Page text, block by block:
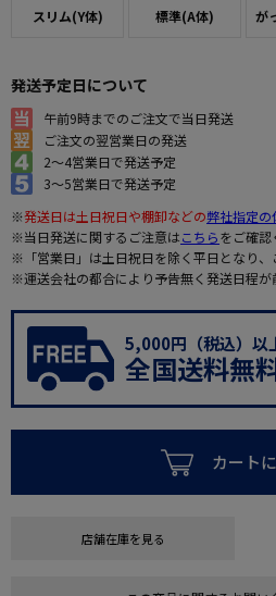
スリム(Y体) 標準(A体) が
発送予定日について
午前9時までのご注文で当日発送
ご注文の翌営業日の発送
2～4営業日で発送予定
3～5営業日で発送予定
※発送日は土日祝日や棚卸などの弊社指定の
※当日発送に関するご注意はこちらをご確認
※「営業日」は土日祝日を除く平日となり、
※運送会社の都合により予告無く発送日程が
5,000円（税込）以
全国送料無
カート
店舗在庫を見る